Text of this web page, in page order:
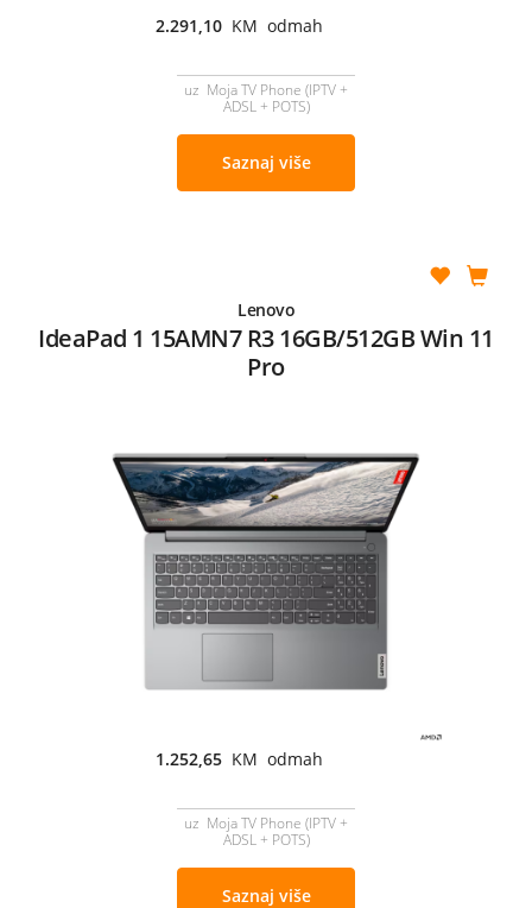
2.291,10 KM odmah
uz Moja TV Phone (IPTV +
ADSL + POTS)
Saznaj više
Lenovo
IdeaPad 1 15AMN7 R3 16GB/512GB Win 11
Pro
1.252,65 KM odmah
uz Moja TV Phone (IPTV +
ADSL + POTS)
Saznaj više